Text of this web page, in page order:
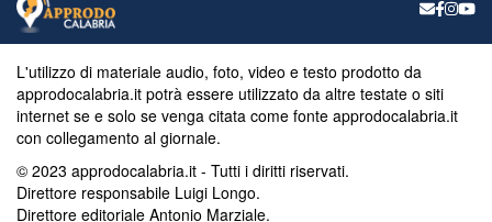
valorizzazione delle produzioni locali e che raccoglie il
plauso del consigliere comunaleRocco La Scala. “È una
manifestazione […]
L'utilizzo di materiale audio, foto, video e testo prodotto da
approdocalabria.it potrà essere utilizzato da altre testate o siti
internet se e solo se venga citata come fonte approdocalabria.it
con collegamento al giornale.
© 2023 approdocalabria.it - Tutti i diritti riservati.
Direttore responsabile Luigi Longo.
Direttore editoriale Antonio Marziale.